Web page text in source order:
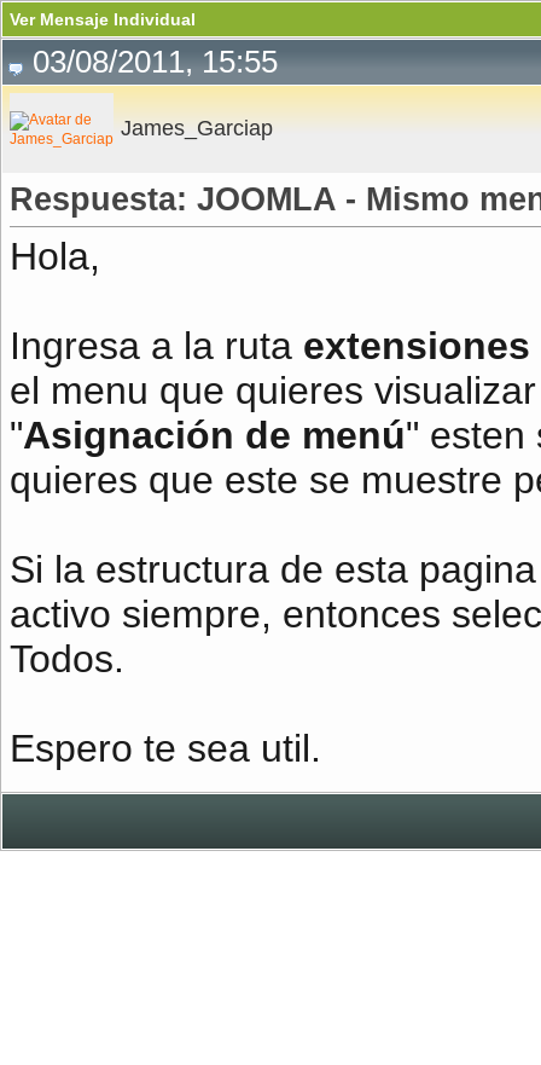
Ver Mensaje Individual
03/08/2011, 15:55
James_Garciap
Respuesta: JOOMLA - Mismo
Hola,
Ingresa a la ruta extensiones
el menu que quieres
"Asignación de menú" esten
quieres que este se muestre
Si la estructura de esta
activo siempre, entonces
Todos.
Espero te sea util.